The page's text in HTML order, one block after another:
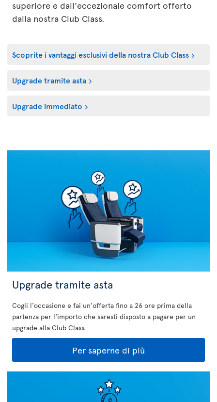
superiore e dall'eccezionale comfort offerto
dalla nostra Club Class.
Scoprite i vantaggi esclusivi della nostra Club Class
Upgrade tramite asta
Upgrade immediato
Upgrade tramite asta
Cogli l'occasione e fai un'offerta fino a 26 ore prima della
partenza per l'importo che saresti disposto a pagare per un
upgrade alla Club Class.
Per saperne di più